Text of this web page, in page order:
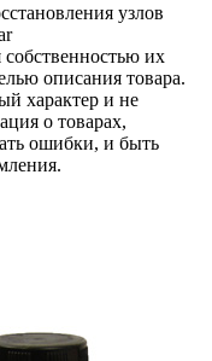
узлов
их
описания товара.
характер и не
о товарах,
ошибки, и быть